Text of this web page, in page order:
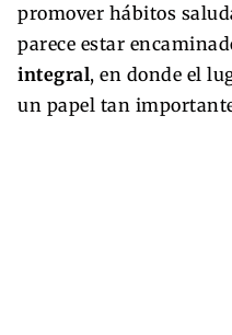
promover hábitos
parece estar
integral, en donde el
un papel tan